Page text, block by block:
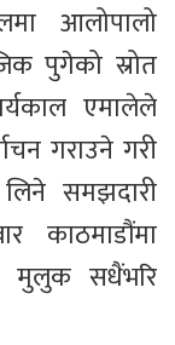
आलोपालो
पुगेको स्रोत
एमालेले
गराउने गरी
समझदारी
काठमाडौंमा
मुलुक सधैंभरि